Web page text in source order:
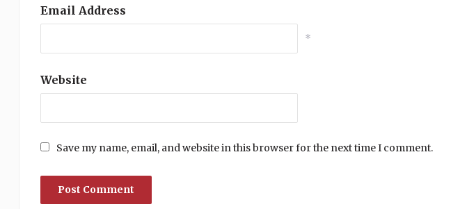
Email Address
*
Website
Save my name, email, and website in this browser for the next time I comment.